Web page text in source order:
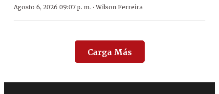
Agosto 6, 2026 09:07 p. m. ·Wilson Ferreira
Carga Más